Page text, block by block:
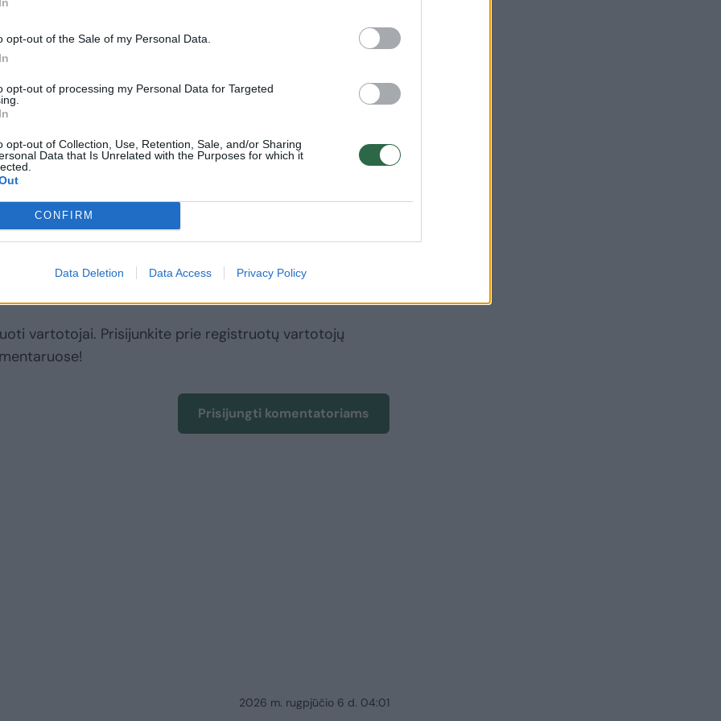
opt-out of the Sale of my Personal Data.
opt-out of processing my Personal Data for Targeted
opt-out of Collection, Use, Retention, Sale, and/or Sharing
Data that Is Unrelated with the Purposes for which it
CONFIRM
Data Deletion Data Access Privacy Policy
Bondajaus paplūdimyje Sidnėjuje per
žmonių. Tėvas buvo nušautas policijos, o sūnus
metu jis jau yra kalėjime.
mėnesius kruopščiai rengėsi išpuoliui. Australų
įtaką padarė džihadistų grupuotės „Islamo
vartotojai. Prisijunkite prie registruotų vartotojų
Prisijungti komentatoriams
2026 m. rugpjūčio 6 d. 04:01